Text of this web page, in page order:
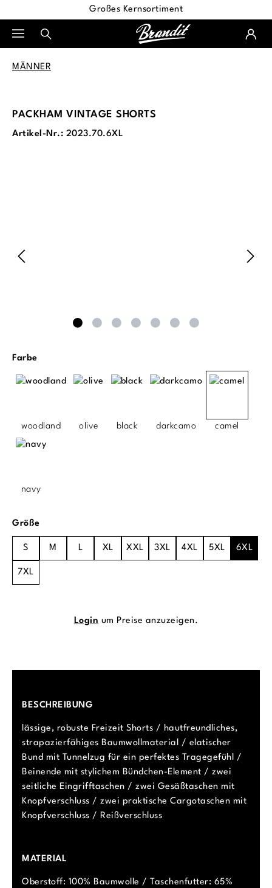
Großes Kernsortiment
MÄNNER
PACKHAM VINTAGE SHORTS
Artikel-Nr.: 2023.70.6XL
Farbeauswählen
woodland olive black darkcamo camel
navy
Größeauswählen
S M L XL XXL 3XL 4XL 5XL 6XL
7XL
Login um Preise anzuzeigen.
BESCHREIBUNG
lässige, robuste Freizeit Shorts / hautfreundliches,
strapazierfähiges Baumwollmaterial / elatischer
Bund mit Tunnelzug für ein perfektes Tragegefühl /
Beinende mit stylichem Bündchen-Element / zwei
seitliche Eingrifftaschen / zwei Gesäßtaschen mit
Knopfverschluss / zwei praktische Cargotaschen mit
Knopfverschluss / Reißverschluss
MATERIAL
Oberstoff: 100% Baumwolle / Taschenfutter: 65%